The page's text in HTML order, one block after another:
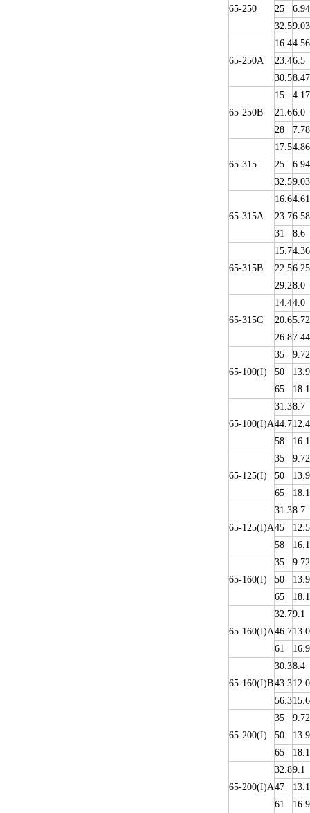
65-250
25
6.94
32.59.03
65-250A
16.44.56
23.46.5
30.58.47
65-250B
15
4.17
21.66.0
28
7.78
65-315
17.54.86
25
6.94
32.59.03
65-315A
16.64.61
23.76.58
31
8.6
65-315B
15.74.36
22.56.25
29.28.0
65-315C
14.44.0
20.65.72
26.87.44
65-100(I)
35
9.72
50
13.9
65
18.1
65-100(I)A
31.38.7
44.712.4
58
16.1
65-125(I)
35
9.72
50
13.9
65
18.1
65-125(I)A
31.38.7
45
12.5
58
16.1
65-160(I)
35
9.72
50
13.9
65
18.1
65-160(I)A
32.79.1
46.713.0
61
16.9
65-160(I)B
30.38.4
43.312.0
56.315.6
65-200(I)
35
9.72
50
13.9
65
18.1
65-200(I)A
32.89.1
47
13.1
61
16.9